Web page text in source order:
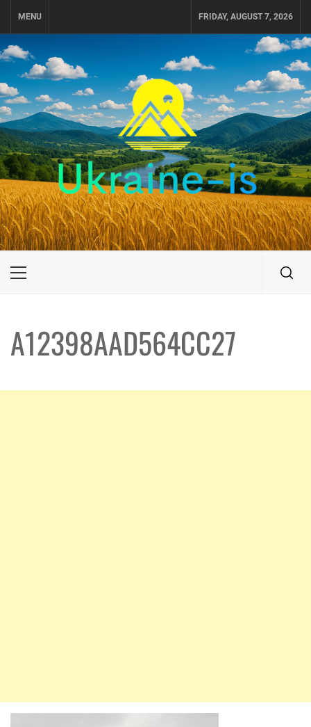
MENU FRIDAY, AUGUST 7, 2026
UKRAINE-IS
ПОДОРОЖI ПО УКРАЇНІ
Primary
A12398AAD564CC27